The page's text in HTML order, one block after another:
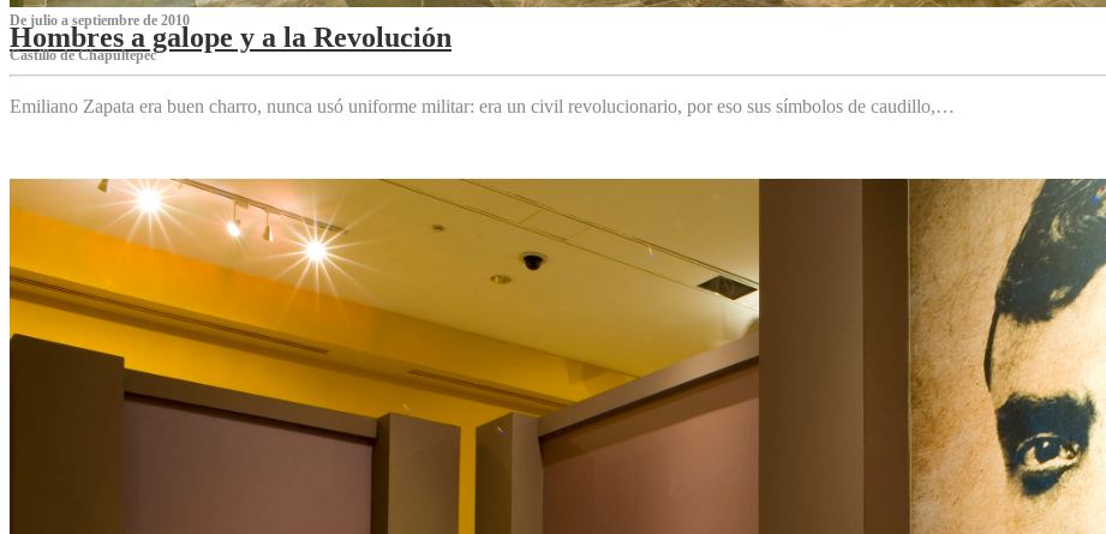
De julio a septiembre de 2010
Hombres a galope y a la Revolución
Castillo de Chapultepec
Emiliano Zapata era buen charro, nunca usó uniforme militar: era un civil revolucionario, por eso sus símbolos de caudillo,…